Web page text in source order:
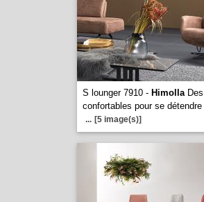
S lounger 7910 - HimollaDes
confortables pour se
... [5 image(s)]